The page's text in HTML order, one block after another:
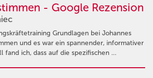
- Google Rezension
Grundlagen bei Johannes
und es war ein spannender, informativer
fand ich, dass auf die spezifischen …